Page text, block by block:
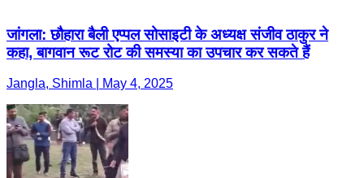
जांगला: छौहारा बैली एप्पल सोसाइटी के अध्यक्ष संजीव ठाकुर ने
कहा, बागवान रूट रोट की समस्या का उपचार कर सकते हैं
Jangla, Shimla | May 4, 2025